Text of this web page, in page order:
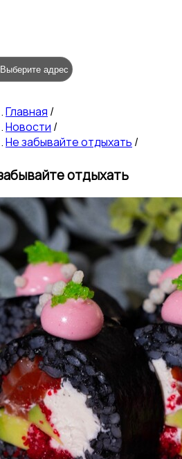
Выберите адрес
Главная /
Новости /
Не забывайте отдыхать /
отдыхать